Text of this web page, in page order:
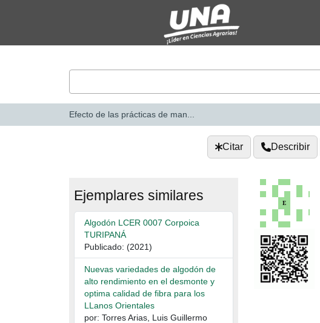
Efecto de las prácticas de man...
Citar Describir
Ejemplares similares
Algodón LCER 0007 Corpoica
TURIPANÁ
Publicado: (2021)
Nuevas variedades de algodón de
alto rendimiento en el desmonte y
optima calidad de fibra para los
LLanos Orientales
por: Torres Arias, Luis Guillermo